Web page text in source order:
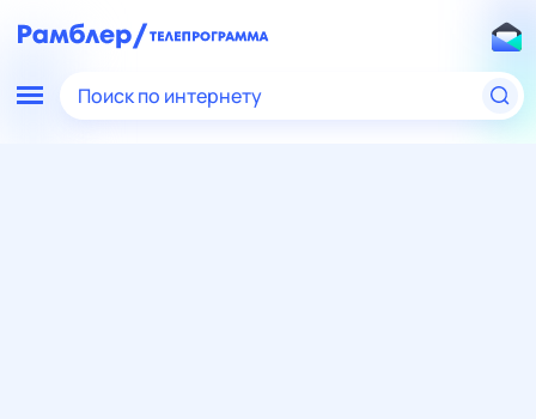
Поиск по интернету